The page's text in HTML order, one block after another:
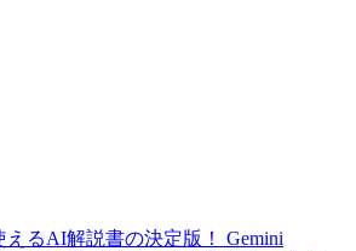
えるAI解説書の決定版！ Gemini